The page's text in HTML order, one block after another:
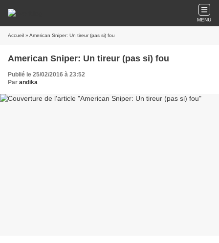
MENU
Accueil » American Sniper: Un tireur (pas si) fou
American Sniper: Un tireur (pas si) fou
Publié le 25/02/2016 à 23:52
Par andika